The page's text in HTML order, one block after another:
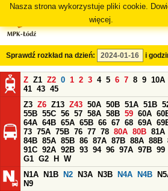
Nasza strona wykorzystuje pliki cookie.
więcej.
Sprawdź rozkład na dzień: i
Z Z1 Z2 0 1 2 3 4 5 6 7 8 9 10A
41 43 45
Z3 Z6 Z13 Z43 50A 50B 51A 51B
55B 55C 56 57 58A 58B 59 60A
64A 64B 65A 65B 66 67 68 69A
73 75A 75B 76 77 78 80A 80B 81A
84B 85A 85B 86 87A 87B 88A 88B
91C 92A 92B 93 94 96 97A 97B 99
G1 G2 H
W
N1A
N1B N2 N3A N3B N4A N4B
N9